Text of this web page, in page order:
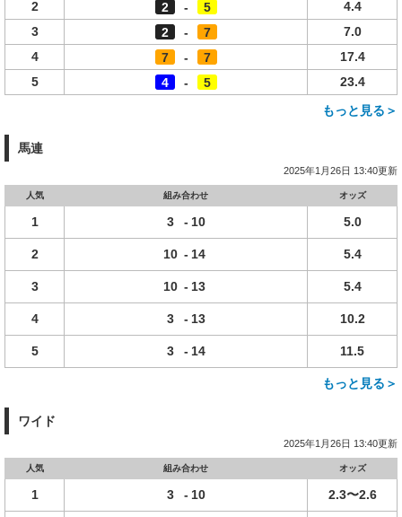
2
2 - 5
4.4
3
2 - 7
7.0
4
7 - 7
17.4
5
4 - 5
23.4
もっと見る＞
馬連
2025年1月26日 13:40更新
人気 組み合わせ オッズ
1 3 - 10 5.0
2 10 - 14 5.4
3 10 - 13 5.4
4 3 - 13 10.2
5 3 - 14 11.5
もっと見る＞
ワイド
2025年1月26日 13:40更新
人気 組み合わせ オッズ
1 3 - 10 2.3〜2.6